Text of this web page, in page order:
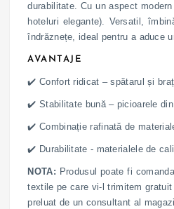
durabilitate. Cu un aspect
hoteluri elegante). Versatil,
îndrăznețe, ideal pentru a aduce
AVANTAJE
✔️ Confort ridicat – spătarul și
✔️ Stabilitate bună – picioarele
✔️ Combinație rafinată de
✔️ Durabilitate - materialele de
NOTA: Produsul poate fi
textile pe care vi-l trimitem
preluat de un consultant al